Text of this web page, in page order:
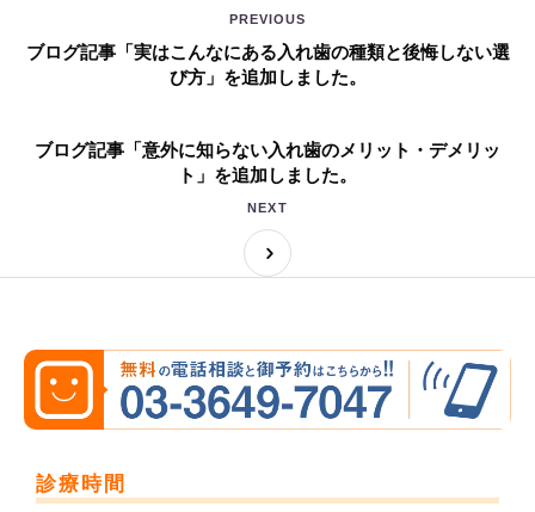
ブログ記事「実はこんなにある入れ歯の種類と後悔しない選
び方」を追加しました。
PREVIOUS
ブログ記事「意外に知らない入れ歯のメリット・デメリッ
ト」を追加しました。
NEXT
診療時間